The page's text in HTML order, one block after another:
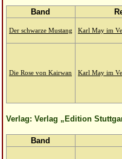
Band
Der schwarze Mustang Karl May im
Die Rose von Kairwan Karl May im
Verlag: Verlag „Edition
Band